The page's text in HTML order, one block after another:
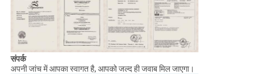
संपर्क
अपनी जांच में आपका स्वागत है, आपको जल्द ही जवाब मिल जाएगा।